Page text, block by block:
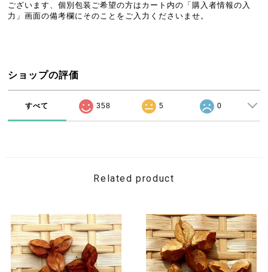
ございます、個別包装ご希望の方はカート内の「購入者情報の入
力」画面の備考欄にそのことをご入力くださいませ。
ショップの評価
すべて 358 5 0
Related product